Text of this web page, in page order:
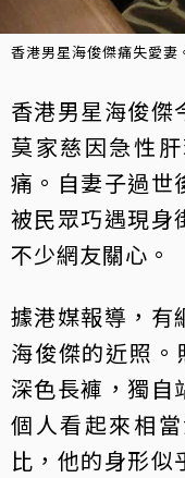
香港男星海俊傑痛失愛
香港男星海俊傑
莫家慈因急性
痛。自妻子過世
被民眾巧遇現身
不少網友關心。
據港媒報導，有
海俊傑的近照
深色長褲，獨自
個人看起來相
比，他的身形似